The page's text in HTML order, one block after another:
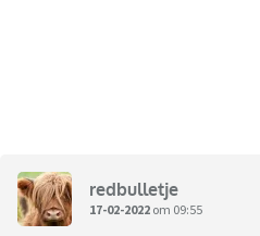
redbulletje
17-02-2022 om 09:55